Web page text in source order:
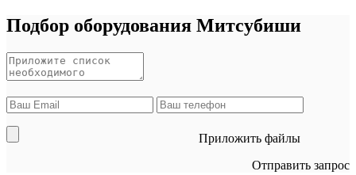
Подбор оборудования Митсубиши
Приложить файлы
Отправить запрос